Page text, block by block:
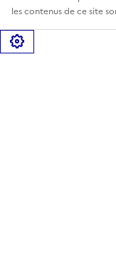
les contenus de ce site
Gérer les cookies